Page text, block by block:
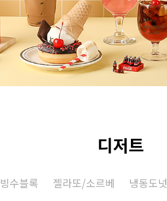
디저트
빙수블록 젤라또/소르베 냉동도넛